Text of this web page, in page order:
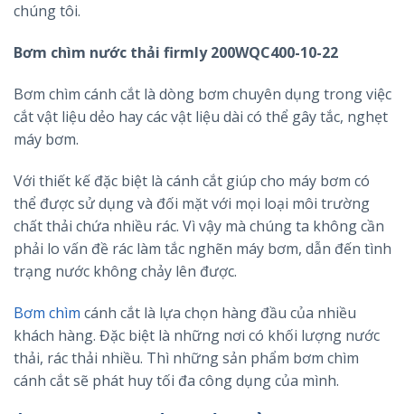
chúng tôi.
Bơm chìm nước thải firmly 200WQC400-10-22
Bơm chìm cánh cắt là dòng bơm chuyên dụng trong việc
cắt vật liệu dẻo hay các vật liệu dài có thể gây tắc, nghẹt
máy bơm.
Với thiết kế đặc biệt là cánh cắt giúp cho máy bơm có
thể được sử dụng và đối mặt với mọi loại môi trường
chất thải chứa nhiều rác. Vì vậy mà chúng ta không cần
phải lo vấn đề rác làm tắc nghẽn máy bơm, dẫn đến tình
trạng nước không chảy lên được.
Bơm chìm cánh cắt là lựa chọn hàng đầu của nhiều
khách hàng. Đặc biệt là những nơi có khối lượng nước
thải, rác thải nhiều. Thì những sản phẩm bơm chìm
cánh cắt sẽ phát huy tối đa công dụng của mình.